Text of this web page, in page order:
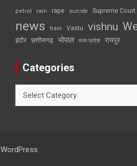
petrol rain rape suicide Supreme Court
news
train Vastu vishnu
इंदौर छत्तीसगढ़ भोपाल मध्य प्रदेश रायपुर
Categories
WordPress